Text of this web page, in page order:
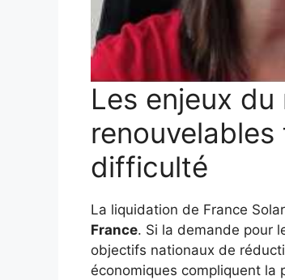
Les enjeux
difficulté
La liquidation de France
France. Si la demande pour
objectifs nationaux de
économiques compliquent la